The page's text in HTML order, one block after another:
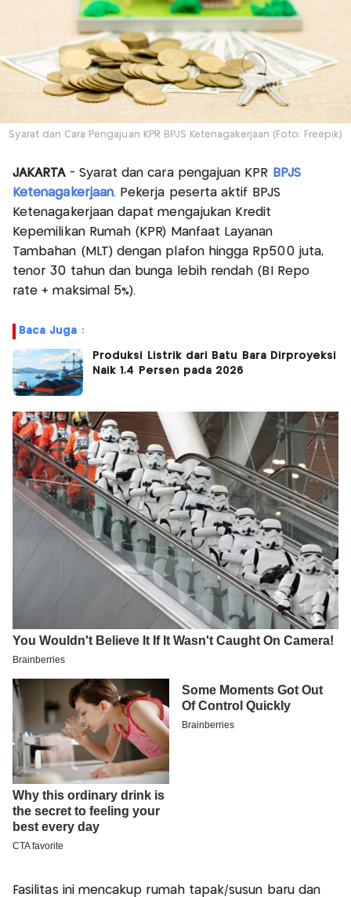
Syarat dan Cara Pengajuan KPR BPJS Ketenagakerjaan (Foto: Freepik)
JAKARTA - Syarat dan cara pengajuan KPR BPJS
Ketenagakerjaan. Pekerja peserta aktif BPJS
Ketenagakerjaan dapat mengajukan Kredit
Kepemilikan Rumah (KPR) Manfaat Layanan
Tambahan (MLT) dengan plafon hingga Rp500 juta,
tenor 30 tahun dan bunga lebih rendah (BI Repo
rate + maksimal 5%).
Baca Juga :
Produksi Listrik dari Batu Bara Dirproyeksi
Naik 1,4 Persen pada 2026
Fasilitas ini mencakup rumah tapak/susun baru dan